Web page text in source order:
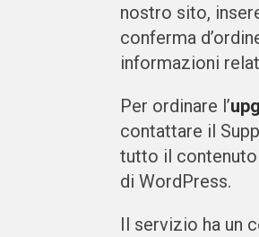
nostro sito,
conferma
informazioni
Per ordinare l’
contattare il
tutto il contenuto
di WordPress.
Il servizio ha un